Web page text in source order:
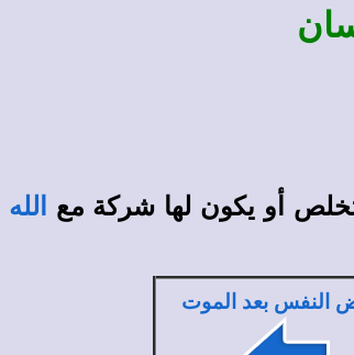
أو يكون لها شركة مع
الله
النفس بعد الموت